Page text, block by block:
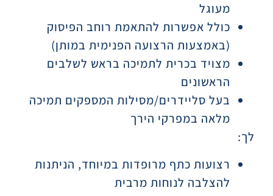
מעוגל
כולל אפשרות להתאמת רוחב הפיסוק
(באמצעות הרצועה הפנימית במותן)
מצויד בכרית לתמיכה בראש לשלבים
הראשונים
בעל סליידרים/מסילות המספקים תמיכה
מלאה במפרקי הירך
לך:
רצועות כתף מרופדות במיוחד, הניתנות
להצלבה לנוחות מרבית